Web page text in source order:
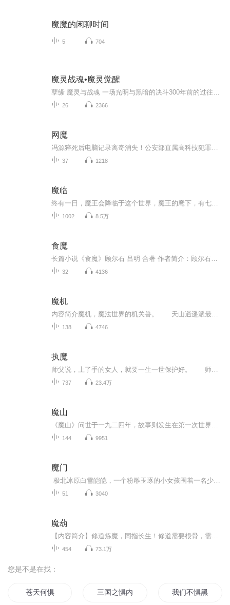
魔魔的闲聊时间
5 704
魔灵战魂•魔灵觉醒
26 2366
网魔
37 1218
魔临
1002 8.5万
食魔
32 4136
魔机
138 4746
执魔
737 23.4万
魔山
144 9951
魔门
51 3040
魔葫
454 73.1万
您是不是在找：
苍天何惧 三国之惧内王爷 我们不惧黑暗